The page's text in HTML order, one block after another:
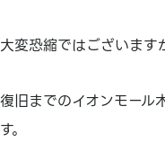
大変恐縮ではございます
復旧までのイオンモール
す。